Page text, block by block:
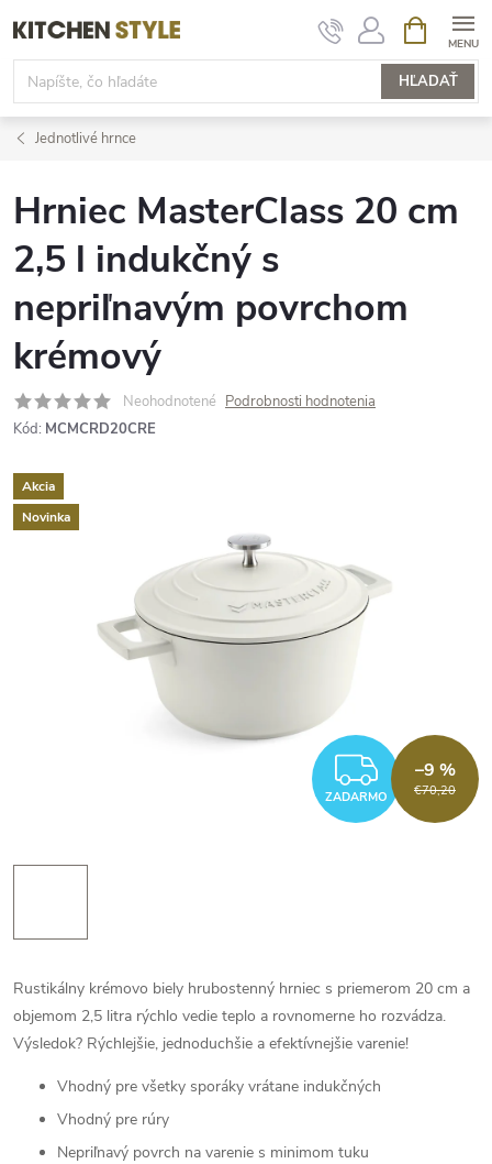
na
obsah
HĽADAŤ
KOŠÍK
Jednotlivé hrnce
Hrniec MasterClass 20 cm
2,5 l indukčný s
nepriľnavým povrchom
krémový
Neohodnotené Podrobnosti hodnotenia
Kód: MCMCRD20CRE
Akcia
Novinka
ZADARMO €70,20
–9 %
Rustikálny krémovo biely hrubostenný hrniec s priemerom 20 cm a
objemom 2,5 litra rýchlo vedie teplo a rovnomerne ho rozvádza.
Výsledok? Rýchlejšie, jednoduchšie a efektívnejšie varenie!
Vhodný pre všetky sporáky vrátane indukčných
Vhodný pre rúry
Nepriľnavý povrch na varenie s minimom tuku